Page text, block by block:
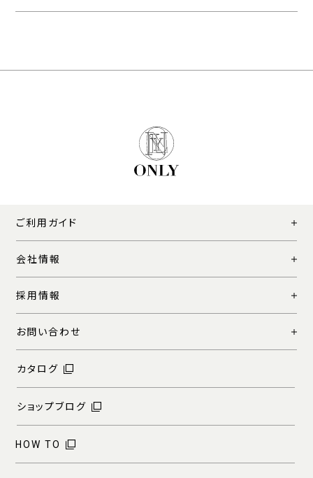
ご利用ガイド
会社情報
採用情報
お問い合わせ
カタログ
ショップブログ
HOW TO